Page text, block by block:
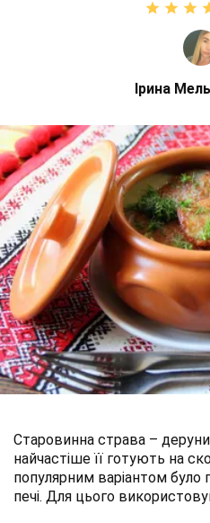
Ірина
Старовинна страва –
найчастіше її готують на
популярним варіантом було
печі. Для цього